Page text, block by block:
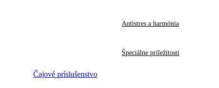
Antistres a harmónia
Špeciálne príležitosti
Čajové príslušenstvo